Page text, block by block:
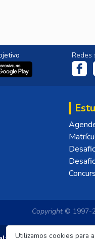
Utilizamos cookies para
Redes
Copyright © 1997-